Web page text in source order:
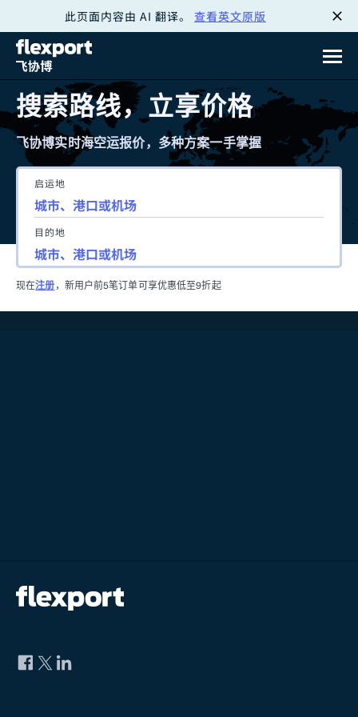
此页面内容由 AI 翻译。 查看英文原版
搜索路线，立享价格
飞协博实时海空运报价，多种方案一手掌握
启运地
目的地
现在注册 ，新用户前5笔订单可享优惠低至9折起